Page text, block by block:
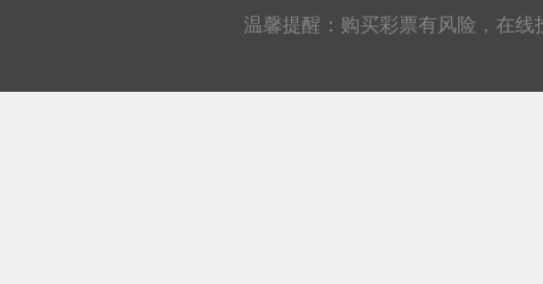
温馨提醒：购买彩票有风险，在